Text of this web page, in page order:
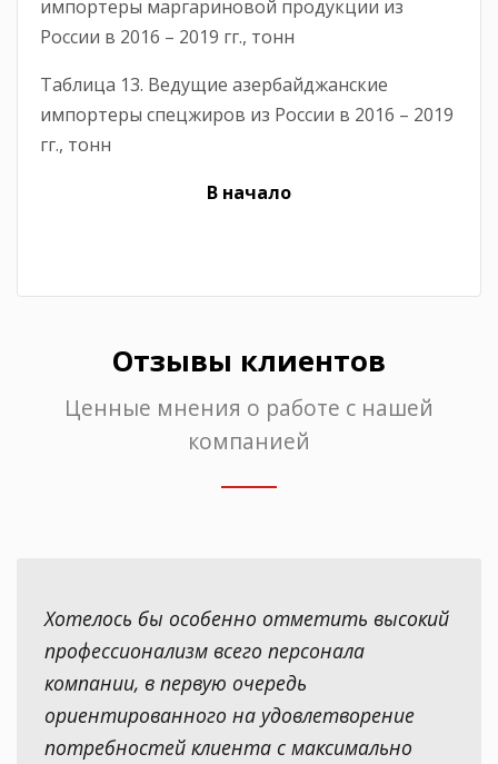
импортеры маргариновой продукции из
России в 2016 – 2019 гг., тонн
Таблица 13. Ведущие азербайджанские
импортеры спецжиров из России в 2016 – 2019
гг., тонн
В начало
Отзывы клиентов
Ценные мнения о работе с нашей
компанией
Хотелось бы особенно отметить высокий
профессионализм всего персонала
компании, в первую очередь
ориентированного на удовлетворение
потребностей клиента с максимально